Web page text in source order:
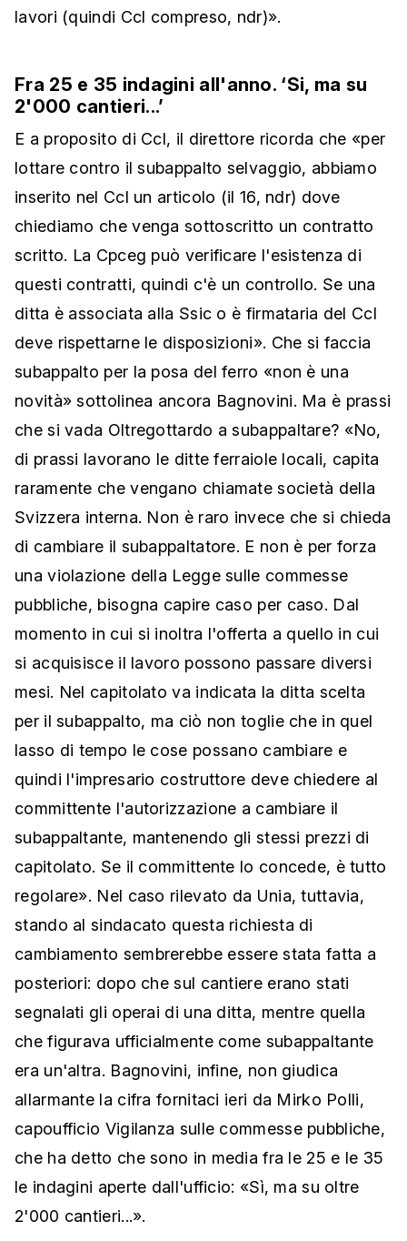
lavori (quindi Ccl compreso, ndr)».
Fra 25 e 35 indagini all'anno. ‘Si, ma su
2'000 cantieri...’
E a proposito di Ccl, il direttore ricorda che «per
lottare contro il subappalto selvaggio, abbiamo
inserito nel Ccl un articolo (il 16, ndr) dove
chiediamo che venga sottoscritto un contratto
scritto. La Cpceg può verificare l'esistenza di
questi contratti, quindi c'è un controllo. Se una
ditta è associata alla Ssic o è firmataria del Ccl
deve rispettarne le disposizioni». Che si faccia
subappalto per la posa del ferro «non è una
novità» sottolinea ancora Bagnovini. Ma è prassi
che si vada Oltregottardo a subappaltare? «No,
di prassi lavorano le ditte ferraiole locali, capita
raramente che vengano chiamate società della
Svizzera interna. Non è raro invece che si chieda
di cambiare il subappaltatore. E non è per forza
una violazione della Legge sulle commesse
pubbliche, bisogna capire caso per caso. Dal
momento in cui si inoltra l'offerta a quello in cui
si acquisisce il lavoro possono passare diversi
mesi. Nel capitolato va indicata la ditta scelta
per il subappalto, ma ciò non toglie che in quel
lasso di tempo le cose possano cambiare e
quindi l'impresario costruttore deve chiedere al
committente l'autorizzazione a cambiare il
subappaltante, mantenendo gli stessi prezzi di
capitolato. Se il committente lo concede, è tutto
regolare». Nel caso rilevato da Unia, tuttavia,
stando al sindacato questa richiesta di
cambiamento sembrerebbe essere stata fatta a
posteriori: dopo che sul cantiere erano stati
segnalati gli operai di una ditta, mentre quella
che figurava ufficialmente come subappaltante
era un'altra. Bagnovini, infine, non giudica
allarmante la cifra fornitaci ieri da Mirko Polli,
capoufficio Vigilanza sulle commesse pubbliche,
che ha detto che sono in media fra le 25 e le 35
le indagini aperte dall'ufficio: «Sì, ma su oltre
2'000 cantieri...».